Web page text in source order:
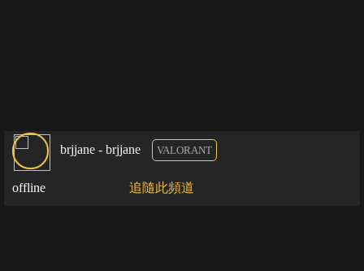
brjjane - brjjane VALORANT
offline 追隨此頻道